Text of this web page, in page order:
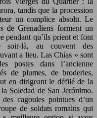
tandis que la procession
un complice absolu. Le
de Grenadiens forment un
pendant qu’ils prient et font
soir-là, au couvent des
a lieu. Las Chías » sont
postes dans l’ancienne
de plumes, de broderies,
en dirigeant le défilé de la
Soledad de San Jerónimo.
cagoules pointues d’un
de soldats romains qui